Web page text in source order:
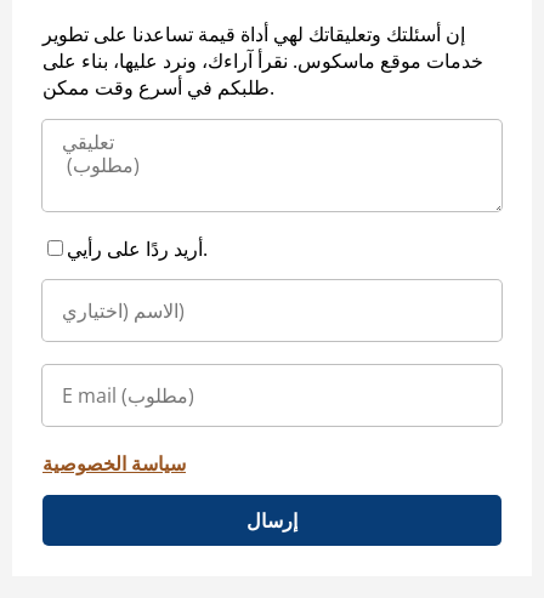
إن أسئلتك وتعليقاتك لهي أداة قيمة تساعدنا على تطوير
خدمات موقع ماسكوس. نقرأ آراءك، ونرد عليها، بناء على
طلبكم في أسرع وقت ممكن.
أريد ردًا على رأيي.
سياسة الخصوصية
إرسال